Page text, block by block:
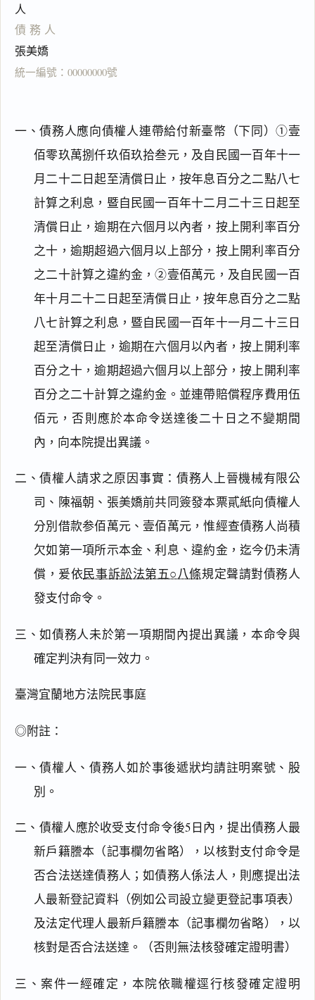
人
債務人
張美嬌
統一編號：00000000號
一、債務人應向債權人連帶給付新臺幣（下同）①壹
佰零玖萬捌仟玖佰玖拾叁元，及自民國一百年十一
月二十二日起至清償日止，按年息百分之二點八七
計算之利息，暨自民國一百年十二月二十三日起至
清償日止，逾期在六個月以內者，按上開利率百分
之十，逾期超過六個月以上部分，按上開利率百分
之二十計算之違約金，②壹佰萬元，及自民國一百
年十月二十二日起至清償日止，按年息百分之二點
八七計算之利息，暨自民國一百年十一月二十三日
起至清償日止，逾期在六個月以內者，按上開利率
百分之十，逾期超過六個月以上部分，按上開利率
百分之二十計算之違約金。並連帶賠償程序費用伍
佰元，否則應於本命令送達後二十日之不變期間
內，向本院提出異議。
二、債權人請求之原因事實：債務人上晉機械有限公
司、陳福朝、張美嬌前共同簽發本票貳紙向債權人
分別借款参佰萬元、壹佰萬元，惟經查債務人尚積
欠如第一項所示本金、利息、違約金，迄今仍未清
償，爰依民事訴訟法第五○八條規定聲請對債務人
發支付命令。
三、如債務人未於第一項期間內提出異議，本命令與
確定判決有同一效力。
臺灣宜蘭地方法院民事庭
◎附註：
一、債權人、債務人如於事後遞狀均請註明案號、股
別。
二、債權人應於收受支付命令後5日內，提出債務人最
新戶籍謄本（記事欄勿省略），以核對支付命令是
否合法送達債務人；如債務人係法人，則應提出法
人最新登記資料（例如公司設立變更登記事項表）
及法定代理人最新戶籍謄本（記事欄勿省略），以
核對是否合法送達。（否則無法核發確定證明書）
三、案件一經確定，本院依職權逕行核發確定證明
閱讀 研究